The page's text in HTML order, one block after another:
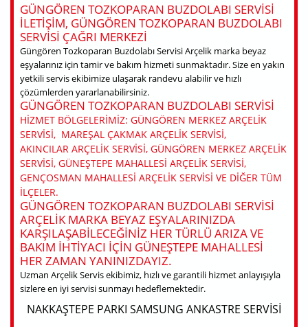
GÜNGÖREN TOZKOPARAN BUZDOLABI SERVISI
ILETIŞIM, GÜNGÖREN TOZKOPARAN BUZDOLABI
SERVISI ÇAĞRI MERKEZI
Güngören Tozkoparan Buzdolabı Servisi Arçelik marka beyaz
eşyalarınız için tamir ve bakım hizmeti sunmaktadır. Size en yakın
yetkili servis ekibimize ulaşarak randevu alabilir ve hızlı
çözümlerden yararlanabilirsiniz.
GÜNGÖREN TOZKOPARAN BUZDOLABI SERVISI
HIZMET BÖLGELERIMIZ: GÜNGÖREN MERKEZ ARÇELIK
SERVISI, MAREŞAL ÇAKMAK ARÇELIK SERVISI,
AKINCILAR ARÇELIK SERVISI, GÜNGÖREN MERKEZ ARÇELIK
SERVISI, GÜNEŞTEPE MAHALLESI ARÇELIK SERVISI,
GENÇOSMAN MAHALLESI ARÇELIK SERVISI VE DIĞER TÜM
ILÇELER.
GÜNGÖREN TOZKOPARAN BUZDOLABI SERVISI
ARÇELIK MARKA BEYAZ EŞYALARINIZDA
KARŞILAŞABILECEĞINIZ HER TÜRLÜ ARIZA VE
BAKIM IHTIYACI IÇIN GÜNEŞTEPE MAHALLESI
HER ZAMAN YANINIZDAYIZ.
Uzman Arçelik Servis ekibimiz, hızlı ve garantili hizmet anlayışıyla
sizlere en iyi servisi sunmayı hedeflemektedir.
NAKKAŞTEPE PARKI SAMSUNG ANKASTRE SERVISI